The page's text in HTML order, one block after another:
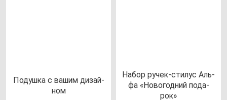
Подуш­ка с ва­шим ди­зай­
ном
Набор ру­чек-сти­лус Аль­
фа «Ново­год­ний по­да­
рок»